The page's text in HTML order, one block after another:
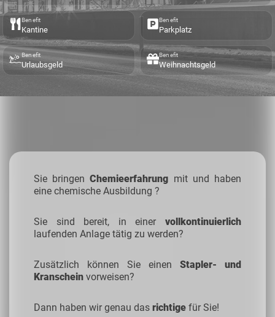
Benefit
Kantine
Benefit
Parkplatz
Benefit
Urlaubsgeld
Benefit
Weihnachtsgeld
Sie bringenChemieerfahrung mit und haben
eine chemische Ausbildung ?
Sie sind bereit, in einer vollkontinuierlich
laufenden Anlage tätig zu werden?
Zusätzlich können Sie einen Stapler- und
Kranschein vorweisen?
Dann haben wir genau das richtige für Sie!